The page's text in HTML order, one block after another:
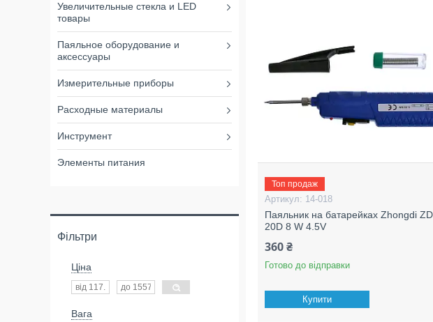
Топ продаж
14-018
Паяльник на батарейках Zhongdi
20D 8 W 4.5V
360 ₴
Готово до відправки
Купити
Увеличительные стекла и LED
товары
Паяльное оборудование и
аксессуары
Измерительные приборы
Расходные материалы
Инструмент
Элементы питания
Фільтри
Ціна
Вага